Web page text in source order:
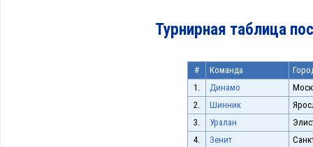
Турнирная таблица
# Команда
1.
Динамо
2.
Шинник
3.
Уралан
4.
Зенит